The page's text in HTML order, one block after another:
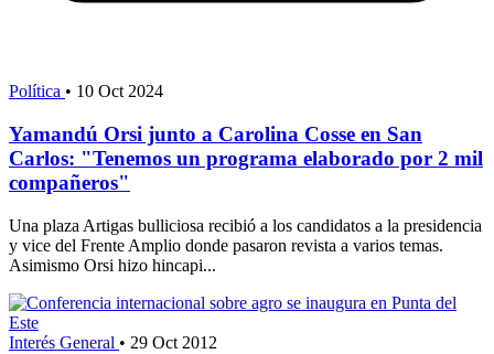
Política • 10 Oct 2024
Yamandú Orsi junto a Carolina Cosse en San
Carlos: "Tenemos un programa elaborado por 2 mil
compañeros"
Una plaza Artigas bulliciosa recibió a los candidatos a la presidencia
y vice del Frente Amplio donde pasaron revista a varios temas.
Asimismo Orsi hizo hincapi...
Interés General • 29 Oct 2012